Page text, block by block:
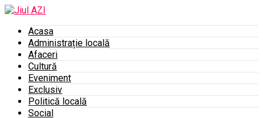
Acasa
Administrație locală
Afaceri
Cultură
Eveniment
Exclusiv
Politică locală
Social